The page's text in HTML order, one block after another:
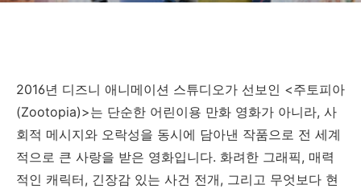
2016년 디즈니 애니메이션 스튜디오가 선보인 <주토피아
(Zootopia)>는 단순한 어린이용 만화 영화가 아니라, 사
회적 메시지와 오락성을 동시에 담아낸 작품으로 전 세계
적으로 큰 사랑을 받은 영화입니다. 화려한 그래픽, 매력
적인 캐릭터, 긴장감 있는 사건 전개, 그리고 무엇보다 현